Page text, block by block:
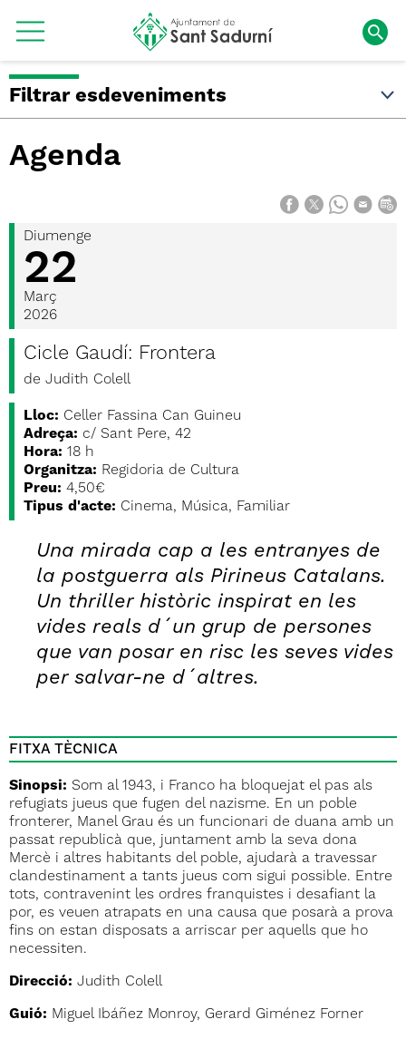
Filtrar esdeveniments
Agenda
Diumenge
22
Març
2026
Cicle Gaudí: Frontera
de Judith Colell
Lloc: Celler Fassina Can Guineu
Adreça: c/ Sant Pere, 42
Hora: 18 h
Organitza: Regidoria de Cultura
Preu: 4,50€
Tipus d'acte: Cinema, Música, Familiar
Una mirada cap a les entranyes de
la postguerra als Pirineus Catalans.
Un thriller històric inspirat en les
vides reals d´un grup de persones
que van posar en risc les seves vides
per salvar-ne d´altres.
FITXA TÈCNICA
Sinopsi: Som al 1943, i Franco ha bloquejat el pas als
refugiats jueus que fugen del nazisme. En un poble
fronterer, Manel Grau és un funcionari de duana amb un
passat republicà que, juntament amb la seva dona
Mercè i altres habitants del poble, ajudarà a travessar
clandestinament a tants jueus com sigui possible. Entre
tots, contravenint les ordres franquistes i desafiant la
por, es veuen atrapats en una causa que posarà a prova
fins on estan disposats a arriscar per aquells que ho
necessiten.
Direcció: Judith Colell
Guió: Miguel Ibáñez Monroy, Gerard Giménez Forner